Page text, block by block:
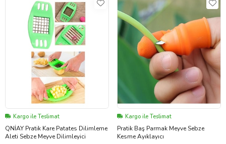
Kargo ile Teslimat
QNİAY Pratik Kare Patates Dilimleme
Aleti Sebze Meyve Dilimleyici
Kargo ile Teslimat
Pratik Baş Parmak Meyve Sebze
Kesme Ayıklayıcı